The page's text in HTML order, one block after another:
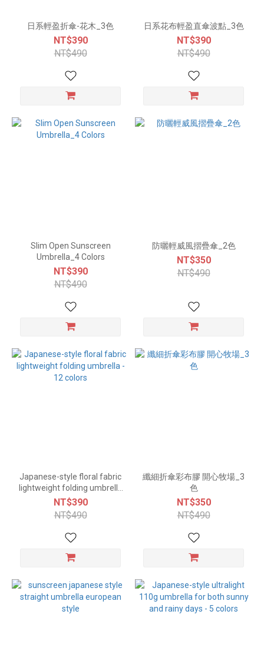
日系輕盈折傘-花木_3色
NT$390
NT$490
日系花布輕盈直傘波點_3色
NT$390
NT$490
Slim Open Sunscreen
Umbrella_4 Colors
NT$390
NT$490
防曬輕威風摺疊傘_2色
NT$350
NT$490
Japanese-style floral fabric
lightweight folding umbrella
- 12 colors
NT$390
NT$490
纖細折傘彩布膠 開心牧場_3
色
NT$350
NT$490